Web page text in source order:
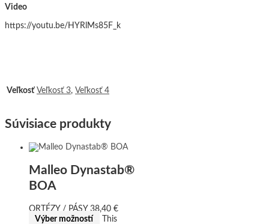
Video
https://youtu.be/HYRlMs85F_k
Veľkosť Veľkosť 3, Veľkosť 4
Súvisiace produkty
Malleo Dynastab®
BOA
ORTÉZY / PÁSY 38,40 €
Výber možností
This